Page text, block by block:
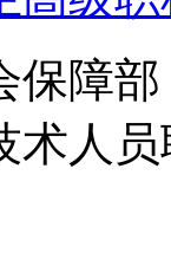
保障
术人